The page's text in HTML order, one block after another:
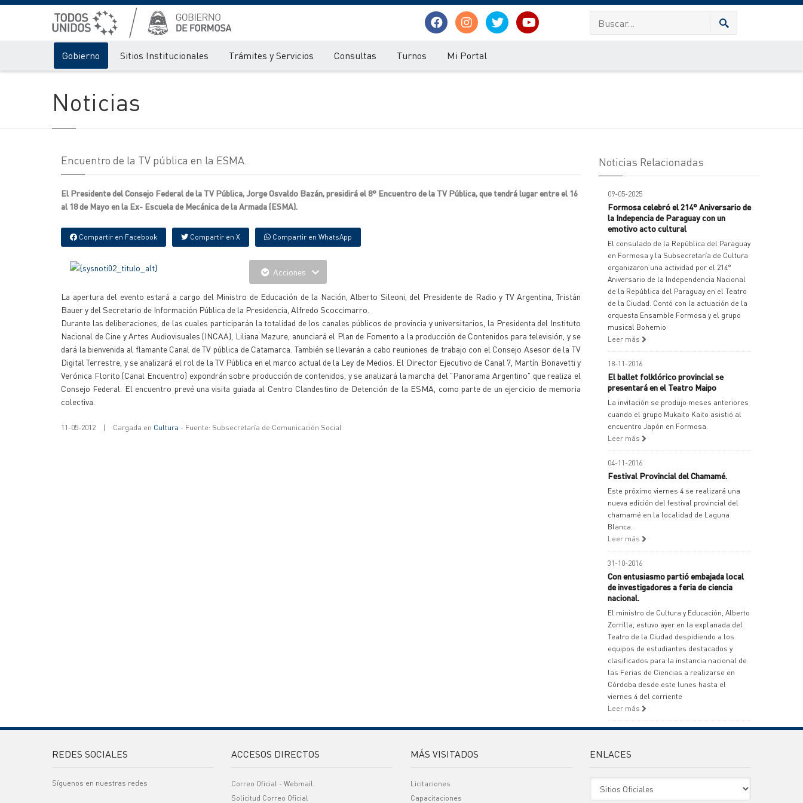
Gobierno Sitios Institucionales Trámites y Servicios Consultas Turnos Mi Portal
Noticias
Encuentro de la TV pública en la ESMA.
El Presidente del Consejo Federal de la TV Pública, Jorge Osvaldo Bazán, presidirá el 8° Encuentro de la TV Pública, que tendrá lugar entre el 16
al 18 de Mayo en la Ex- Escuela de Mecánica de la Armada (ESMA).
Compartir en Facebook Compartir en X Compartir en WhatsApp
Acciones
La apertura del evento estará a cargo del Ministro de Educación de la Nación, Alberto Sileoni, del Presidente de Radio y TV Argentina, Tristán
Bauer y del Secretario de Información Pública de la Presidencia, Alfredo Scoccimarro.
Durante las deliberaciones, de las cuales participarán la totalidad de los canales públicos de provincia y universitarios, la Presidenta del Instituto
Nacional de Cine y Artes Audiovisuales (INCAA), Liliana Mazure, anunciará el Plan de Fomento a la producción de Contenidos para televisión, y se
dará la bienvenida al flamante Canal de TV pública de Catamarca. También se llevarán a cabo reuniones de trabajo con el Consejo Asesor de la TV
Digital Terrestre, y se analizará el rol de la TV Pública en el marco actual de la Ley de Medios. El Director Ejecutivo de Canal 7, Martín Bonavetti y
Verónica Florito (Canal Encuentro) expondrán sobre producción de contenidos, y se analizará la marcha del "Panorama Argentino" que realiza el
Consejo Federal. El encuentro prevé una visita guiada al Centro Clandestino de Detención de la ESMA, como parte de un ejercicio de memoria
colectiva.
11-05-2012 | Cargada en Cultura - Fuente: Subsecretaría de Comunicación Social
Noticias Relacionadas
09-05-2025
Formosa celebró el 214° Aniversario de
la Indepencia de Paraguay con un
emotivo acto cultural
El consulado de la República del Paraguay
en Formosa y la Subsecretaría de Cultura
organizaron una actividad por el 214°
Aniversario de la Independencia Nacional
de la República del Paraguay en el Teatro
de la Ciudad. Contó con la actuación de la
orquesta Ensamble Formosa y el grupo
musical Bohemio
Leer más
18-11-2016
El ballet folklórico provincial se
presentará en el Teatro Maipo
La invitación se produjo meses anteriores
cuando el grupo Mukaito Kaito asistió al
encuentro Japón en Formosa.
Leer más
04-11-2016
Festival Provincial del Chamamé.
Este próximo viernes 4 se realizará una
nueva edición del festival provincial del
chamamé en la localidad de Laguna
Blanca.
Leer más
31-10-2016
Con entusiasmo partió embajada local
de investigadores a feria de ciencia
nacional.
El ministro de Cultura y Educación, Alberto
Zorrilla, estuvo ayer en la explanada del
Teatro de la Ciudad despidiendo a los
equipos de estudiantes destacados y
clasificados para la instancia nacional de
las Ferias de Ciencias a realizarse en
Córdoba desde este lunes hasta el
viernes 4 del corriente
Leer más
REDES SOCIALES
Síguenos en nuestras redes
ACCESOS DIRECTOS
Correo Oficial - Webmail
Solicitud Correo Oficial
MÁS VISITADOS
Licitaciones
Capacitaciones
ENLACES